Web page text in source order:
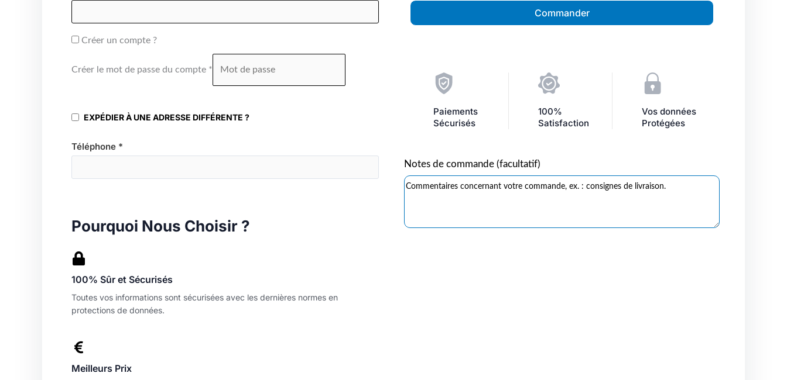
Créer un compte ?
Créer le mot de passe du compte *
EXPÉDIER À UNE ADRESSE DIFFÉRENTE ?
Téléphone *
Pourquoi Nous Choisir ?
100% Sûr et Sécurisés
Toutes vos informations sont sécurisées avec les dernières normes en
protections de données.
Meilleurs Prix
Commander
Paiements
Sécurisés
100%
Satisfaction
Vos données
Protégées
Notes de commande (facultatif)